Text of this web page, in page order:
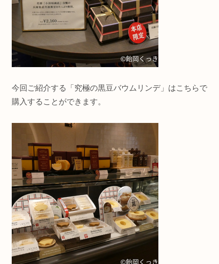
今回ご紹介する「究極の黒豆バウムリンデ」はこちらで
購入することができます。